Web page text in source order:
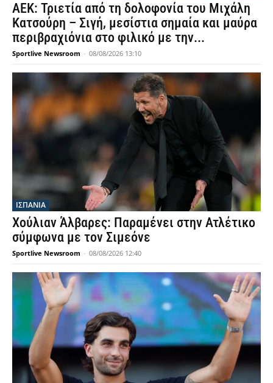
ΑΕΚ: Τριετία από τη δολοφονία του Μιχάλη
Κατσούρη – Σιγή, μεσίστια σημαία και μαύρα
περιβραχιόνια στο φιλικό με την...
Sportlive Newsroom - 08/08/2026 13:10
ΙΣΠΑΝΙΑ
Χούλιαν Άλβαρες: Παραμένει στην Ατλέτικο
σύμφωνα με τον Σιμεόνε
Sportlive Newsroom - 08/08/2026 12:40